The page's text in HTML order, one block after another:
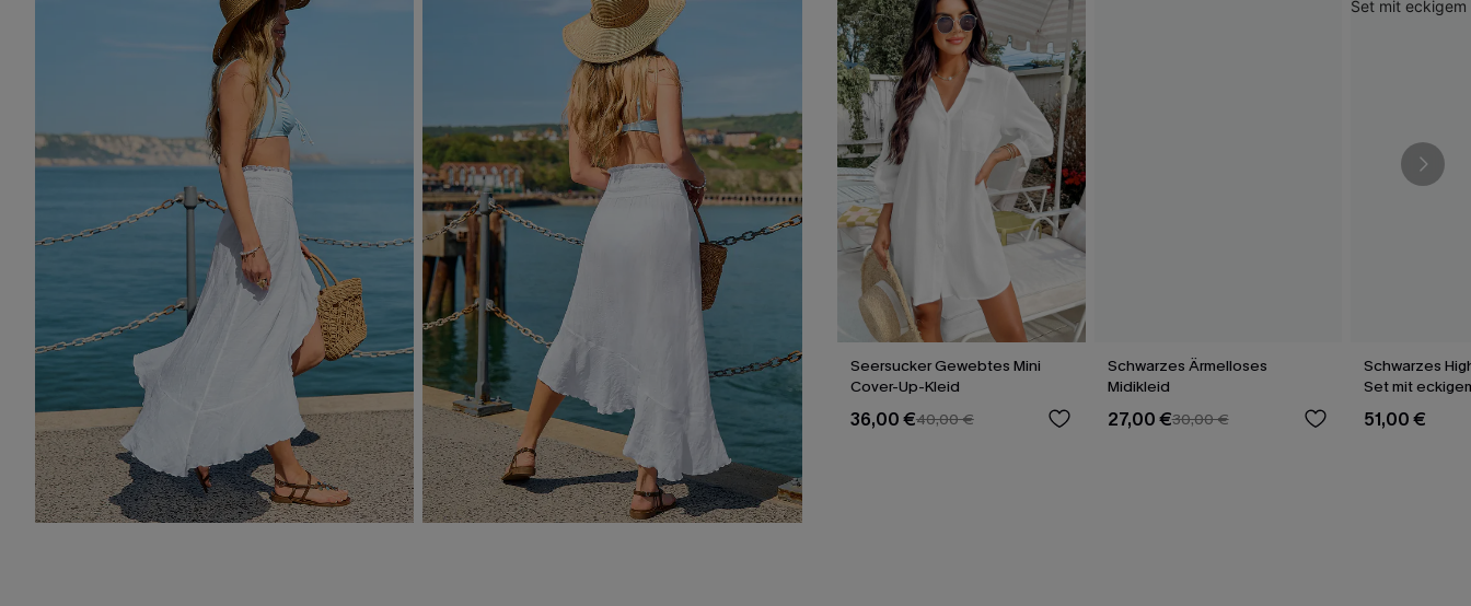
Seersucker Gewebtes Mini
Cover-Up-Kleid
36,00 €40,00 €
Schwarzes Ärmelloses
Midikleid
27,00 €30,00 €
Schwarzes
Set mit
51,00 €